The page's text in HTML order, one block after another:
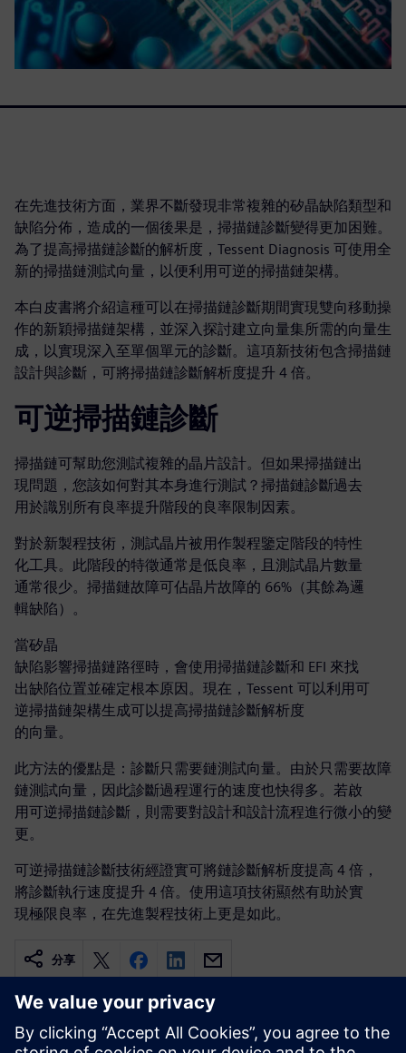
在先進技術方面，業界不斷發現非常複雜的矽晶缺陷類型和
缺陷分佈，造成的一個後果是，掃描鏈診斷變得更加困難。
為了提高掃描鏈診斷的解析度，Tessent Diagnosis 可使用全
新的掃描鏈測試向量，以便利用可逆的掃描鏈架構。
本白皮書將介紹這種可以在掃描鏈診斷期間實現雙向移動操
作的新穎掃描鏈架構，並深入探討建立向量集所需的向量生
成，以實現深入至單個單元的診斷。這項新技術包含掃描鏈
設計與診斷，可將掃描鏈診斷解析度提升 4 倍。
可逆掃描鏈診斷
掃描鏈可幫助您測試複雜的晶片設計。但如果掃描鏈出
現問題，您該如何對其本身進行測試？掃描鏈診斷過去
用於識別所有良率提升階段的良率限制因素。
對於新製程技術，測試晶片被用作製程鑒定階段的特性
化工具。此階段的特徵通常是低良率，且測試晶片數量
通常很少。掃描鏈故障可佔晶片故障的 66%（其餘為邏
輯缺陷）。
當矽晶
缺陷影響掃描鏈路徑時，會使用掃描鏈診斷和 EFI 來找
出缺陷位置並確定根本原因。現在，Tessent 可以利用可
逆掃描鏈架構生成可以提高掃描鏈診斷解析度
的向量。
此方法的優點是：診斷只需要鏈測試向量。由於只需要故障
鏈測試向量，因此診斷過程運行的速度也快得多。若啟
用可逆掃描鏈診斷，則需要對設計和設計流程進行微小的變
更。
可逆掃描鏈診斷技術經證實可將鏈診斷解析度提高 4 倍，
將診斷執行速度提升 4 倍。使用這項技術顯然有助於實
現極限良率，在先進製程技術上更是如此。
分享